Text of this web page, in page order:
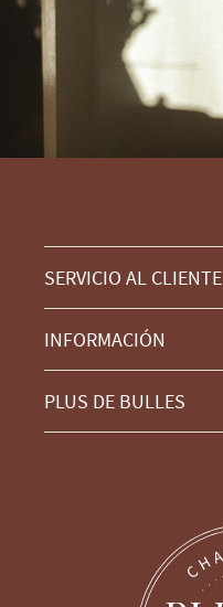
SERVICIO AL CLIENTE
INFORMACIÓN
PLUS DE BULLES